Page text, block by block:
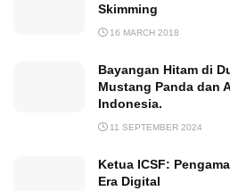
Skimming
16 MARCH 2018
Bayangan Hitam di
Mustang Panda dan
Indonesia.
11 SEPTEMBER 2024
Ketua ICSF:
Era Digital